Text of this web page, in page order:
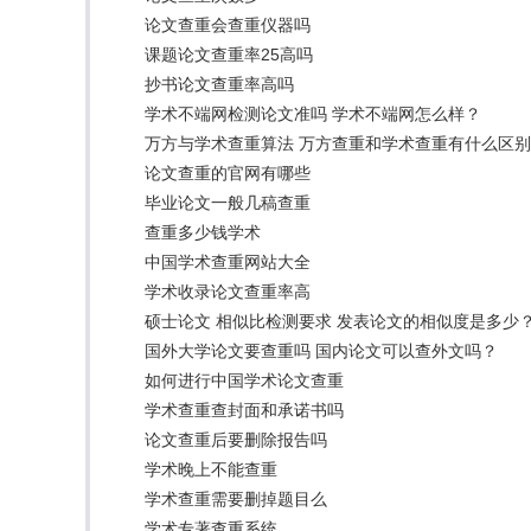
论文查重会查重仪器吗
课题论文查重率25高吗
抄书论文查重率高吗
学术不端网检测论文准吗 学术不端网怎么样？
万方与学术查重算法 万方查重和学术查重有什么区
论文查重的官网有哪些
毕业论文一般几稿查重
查重多少钱学术
中国学术查重网站大全
学术收录论文查重率高
硕士论文 相似比检测要求 发表论文的相似度是多少
国外大学论文要查重吗 国内论文可以查外文吗？
如何进行中国学术论文查重
学术查重查封面和承诺书吗
论文查重后要删除报告吗
学术晚上不能查重
学术查重需要删掉题目么